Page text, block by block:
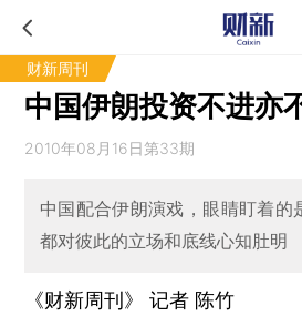
财新周刊
中国伊朗投资不进亦
2010年08月16日第33期
中国配合伊朗演戏，眼睛盯着的
都对彼此的立场和底线心知肚明
《财新周刊》 记者 陈竹